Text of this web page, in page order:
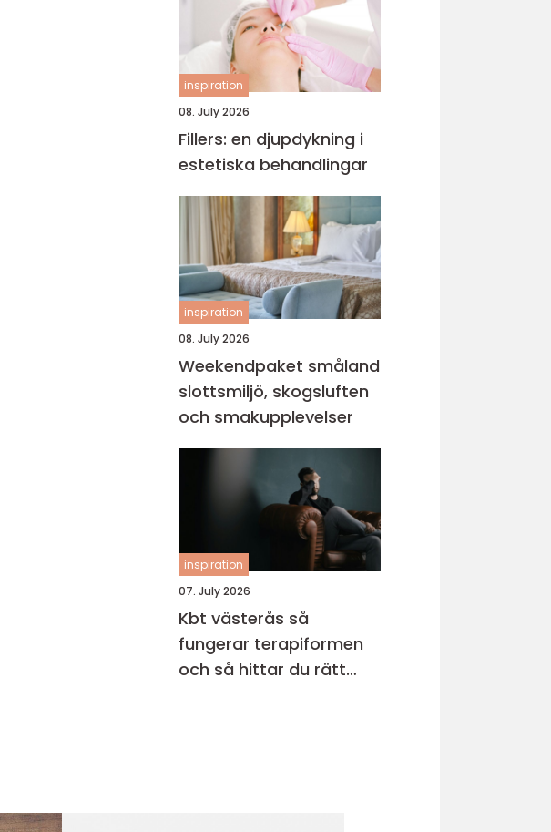
inspiration
08. July 2026
Fillers: en djupdykning i
estetiska behandlingar
inspiration
08. July 2026
Weekendpaket småland
slottsmiljö, skogsluften
och smakupplevelser
inspiration
07. July 2026
Kbt västerås så
fungerar terapiformen
och så hittar du rätt